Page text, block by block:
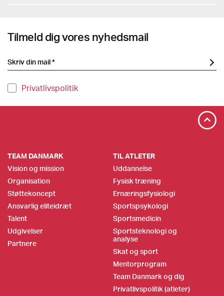
Tilmeld dig vores nyhedsmail
Privatlivspolitik
TEAM DANMARK
Vision og mission
Organisation
Støttekoncept
Ansvarlig eliteidræt
Talent
Udgivelser
Partnere
TIL ATLETER
Uddannelse
Fysisk træning
Ernæringsfysiologi
Sportspsykologi
Sportsmedicin
Sportsteknologi og
analyse
Skat og sport
Mentorprogram
Team Danmark og dig
Privatlivspolitik (atleter)